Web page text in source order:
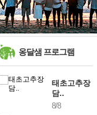
보고 싶은 어머니
유년 시절의 부산 영도 바다
못된 꼰대들
희망이란
'모른다'는 것
#독서캠프
옹달샘 프로그램
태초고추장
담..
8/8